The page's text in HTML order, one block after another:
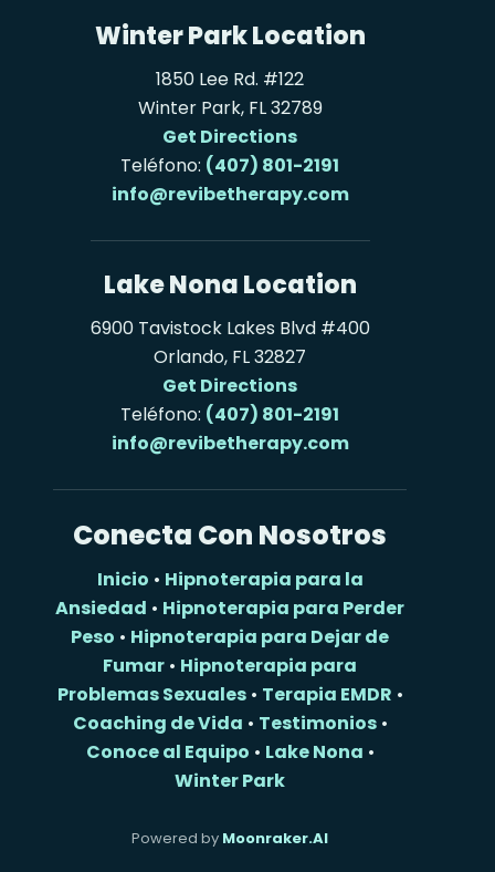
Winter Park Location
1850 Lee Rd. #122
Winter Park, FL 32789
Get Directions
Teléfono: (407) 801-2191
info@revibetherapy.com
Lake Nona Location
6900 Tavistock Lakes Blvd #400
Orlando, FL 32827
Get Directions
Teléfono: (407) 801-2191
info@revibetherapy.com
Conecta Con Nosotros
Inicio • Hipnoterapia para la
Ansiedad • Hipnoterapia para Perder
Peso • Hipnoterapia para Dejar de
Fumar • Hipnoterapia para
Problemas Sexuales• Terapia EMDR •
Coaching de Vida • Testimonios•
Conoce al Equipo • Lake Nona •
Winter Park
Powered by Moonraker.AI